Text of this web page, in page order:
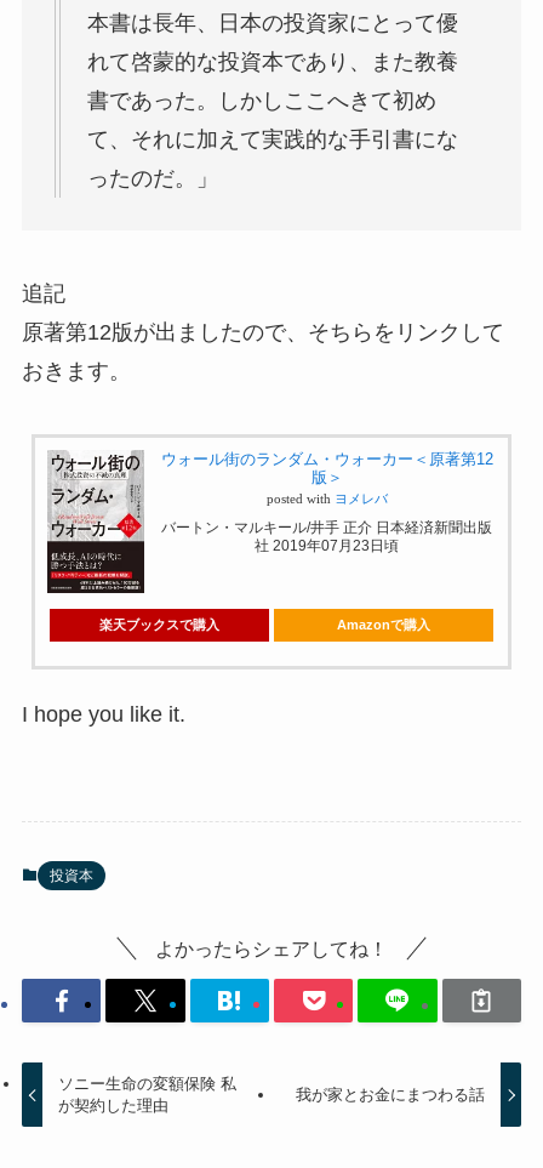
本書は長年、日本の投資家にとって優
れて啓蒙的な投資本であり、また教養
書であった。しかしここへきて初め
て、それに加えて実践的な手引書にな
ったのだ。」
追記
原著第12版が出ましたので、そちらをリンクして
おきます。
ウォール街のランダム・ウォーカー＜原著第12
版＞
posted with ヨメレバ
バートン・マルキール/井手 正介 日本経済新聞出版
社 2019年07月23日頃
楽天ブックスで購入 Amazonで購入
I hope you like it.
投資本
よかったらシェアしてね！
ソニー生命の変額保険 私
が契約した理由
我が家とお金にまつわる話